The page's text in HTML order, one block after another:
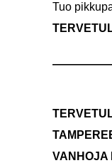
Tuo
VANHOJA